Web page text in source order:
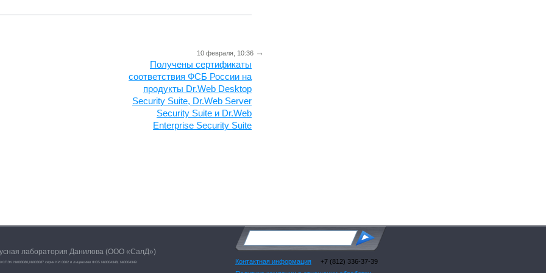
10 февраля, 10:36 →
Получены сертификаты
соответствия ФСБ России на
продукты Dr.Web Desktop
Security Suite, Dr.Web Server
Security Suite и Dr.Web
Enterprise Security Suite
лаборатория Данилова (ООО «СалД»)
ФСТЭК №003086,№003087 серии КИ 0062 и лицензиям ФСБ №0004348, №0004349 Контактная информация
+7 (812) 336-37-39